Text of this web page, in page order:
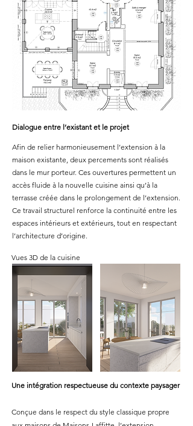
Dialogue entre l’existant et le projet
Afin de relier harmonieusement l’extension à la
maison existante, deux percements sont réalisés
dans le mur porteur. Ces ouvertures permettent un
accès fluide à la nouvelle cuisine ainsi qu’à la
terrasse créée dans le prolongement de l’extension.
Ce travail structurel renforce la continuité entre les
espaces intérieurs et extérieurs, tout en respectant
l’architecture d’origine.
Vues 3D de la cuisine
Une intégration respectueuse du contexte paysager
Conçue dans le respect du style classique propre